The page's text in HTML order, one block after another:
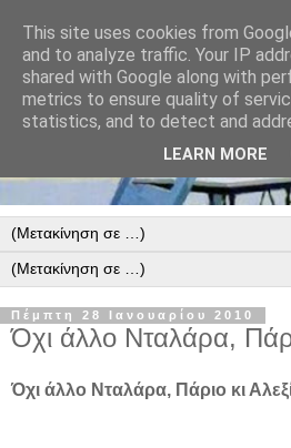
Πέμπτη 28 Ιανουαρίου 2010
Όχι άλλο Νταλάρα,
Όχι άλλο Νταλάρα, Πάριο κι
This site uses cookies from
and to analyze traffic. Your IP
shared with Google along with
metrics to ensure quality of
statistics, and to detect and
LEARN MORE